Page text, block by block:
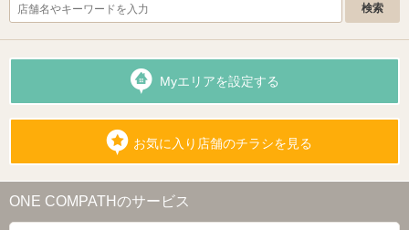
Myエリアを設定する
お気に入り店舗のチラシを見る
ONE COMPATHのサービス